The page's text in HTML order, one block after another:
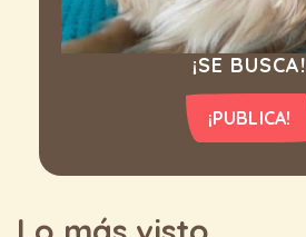
¡SE BUSCA!
¡PUBLICA!